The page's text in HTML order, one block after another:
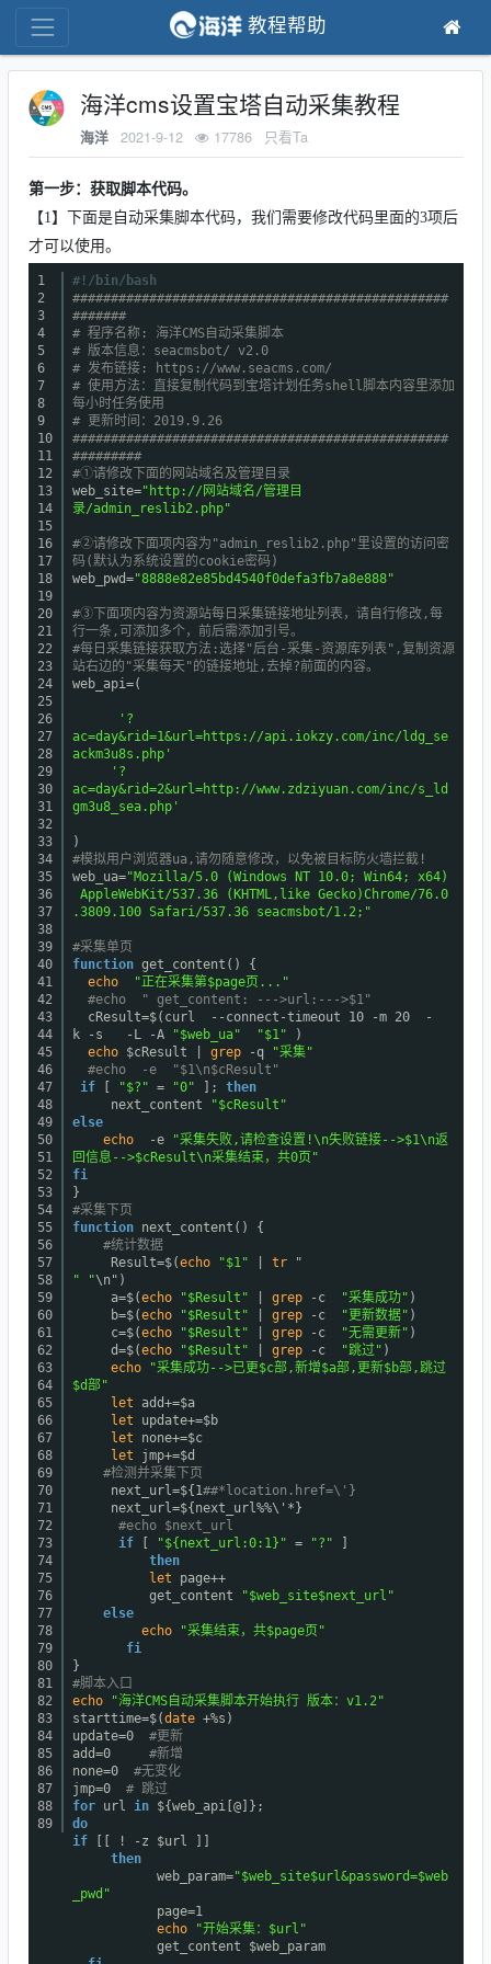
教程帮助
海洋cms设置宝塔自动采集教程
海洋 2021-9-12 17786 只看Ta
第一步：获取脚本代码。
【1】下面是自动采集脚本代码，我们需要修改代码里面的3项后
才可以使用。
1
2
3
4
5
6
7
8
9
10
11
12
13
14
15
16
17
18
19
20
21
22
23
24
25
26
27
28
29
30
31
32
33
34
35
36
37
38
39
40
41
42
43
44
45
46
47
48
49
50
51
52
53
54
55
56
57
58
59
60
61
62
63
64
65
66
67
68
69
70
71
72
73
74
75
76
77
78
79
80
81
82
83
84
85
86
87
88
89
#!/bin/bash
#################################################
#######
# 程序名称: 海洋CMS自动采集脚本
# 版本信息：seacmsbot/ v2.0
# 发布链接: https://www.seacms.com/
# 使用方法：直接复制代码到宝塔计划任务shell脚本内容里添加
每小时任务使用
# 更新时间：2019.9.26
#################################################
#########
#①请修改下面的网站域名及管理目录
web_site="http://网站域名/管理目
录/admin_reslib2.php"
#②请修改下面项内容为"admin_reslib2.php"里设置的访问密
码(默认为系统设置的cookie密码)
web_pwd="8888e82e85bd4540f0defa3fb7a8e888"
#③下面项内容为资源站每日采集链接地址列表，请自行修改,每
行一条,可添加多个，前后需添加引号。
#每日采集链接获取方法:选择"后台-采集-资源库列表",复制资源
站右边的"采集每天"的链接地址,去掉?前面的内容。
web_api=(
'?
ac=day&rid=1&url=https://api.iokzy.com/inc/ldg_se
ackm3u8s.php'
'?
ac=day&rid=2&url=http://www.zdziyuan.com/inc/s_ld
gm3u8_sea.php'
)
#模拟用户浏览器ua,请勿随意修改，以免被目标防火墙拦截!
web_ua="Mozilla/5.0 (Windows NT 10.0; Win64; x64)
AppleWebKit/537.36 (KHTML,like Gecko)Chrome/76.0
.3809.100 Safari/537.36 seacmsbot/1.2;"
#采集单页
function get_content() {
echo
"正在采集第$page页..."
#echo " get_content: --->url:--->$1"
cResult=$(curl --connect-timeout 10 -m 20 -
k -s -L -A
"$web_ua" "$1"
)
echo
$cResult | grep -q
"采集"
#echo -e "$1\n$cResult"
if
"$?" = "0" ]; then
next_content
"$cResult"
else
echo
-e
"采集失败,请检查设置!\n失败链接-->$1\n返
回信息-->$cResult\n采集结束，共0页"
fi
}
#采集下页
function
next_content() {
#统计数据
Result=$(echo "$1" tr
"
" "\n")
a=$(echo "$Result" grep -c "采集成功" )
b=$(echo "$Result" grep -c "更新数据" )
c=$(echo "$Result" grep -c "无需更新" )
d=$(echo "$Result" grep -c "跳过" )
echo
"采集成功-->已更$c部,新增$a部,更新$b部,跳过
$d部"
let
add+=$a
let
update+=$b
let
none+=$c
let
jmp+=$d
#检测并采集下页
next_url=${1##*location.href=\'}
next_url=${next_url%%\'*}
#echo $next_url
if
"${next_url:0:1}" = "?"
then
let
page++
get_content
"$web_site$next_url"
else
echo
"采集结束，共$page页"
fi
}
#脚本入口
echo
"海洋CMS自动采集脚本开始执行 版本：v1.2"
starttime=$(date +%s)
update=0 #更新
add=0 #新增
none=0 #无变化
jmp=0 # 跳过
for
url in
${web_api[@]};
do
if
[[ ! -z $url ]]
then
web_param="$web_site$url&password=$web
_pwd"
page=1
echo
"开始采集：$url"
get_content $web_param